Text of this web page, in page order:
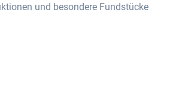
und besondere Fundstücke